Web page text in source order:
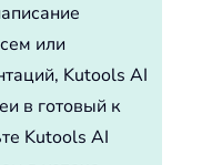
или
Kutools AI
в готовый к
Kutools AI